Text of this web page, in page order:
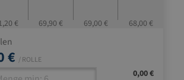
€ 69,90 € 69,00 €
68,00 €
€ / ROLLE
0,00 €